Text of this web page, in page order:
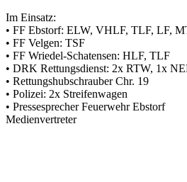
Im Einsatz:
• FF Ebstorf: ELW, VHLF, TLF, LF,
• FF Velgen: TSF
• FF Wriedel-Schatensen: HLF, TLF
• DRK Rettungsdienst: 2x RTW, 1x
• Rettungshubschrauber Chr. 19
• Polizei: 2x Streifenwagen
• Pressesprecher Feuerwehr Ebstorf
Medienvertreter